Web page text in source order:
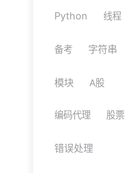
Python 线程
备考 字符串
模块 A股
编码代理 股
错误处理